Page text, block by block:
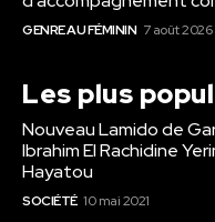
GENRE AU FÉMININ 7 août 2026
Les plus
Nouveau Lamido de
Ibrahim El Rachidine
Hayatou
SOCIÉTÉ 10 mai 2021